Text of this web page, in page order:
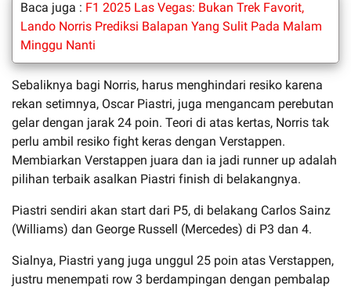
Baca juga : F1 2025 Las Vegas: Bukan Trek Favorit,
Lando Norris Prediksi Balapan Yang Sulit Pada Malam
Minggu Nanti
Sebaliknya bagi Norris, harus menghindari resiko karena
rekan setimnya, Oscar Piastri, juga mengancam perebutan
gelar dengan jarak 24 poin. Teori di atas kertas, Norris tak
perlu ambil resiko fight keras dengan Verstappen.
Membiarkan Verstappen juara dan ia jadi runner up adalah
pilihan terbaik asalkan Piastri finish di belakangnya.
Piastri sendiri akan start dari P5, di belakang Carlos Sainz
(Williams) dan George Russell (Mercedes) di P3 dan 4.
Sialnya, Piastri yang juga unggul 25 poin atas Verstappen,
justru menempati row 3 berdampingan dengan pembalap